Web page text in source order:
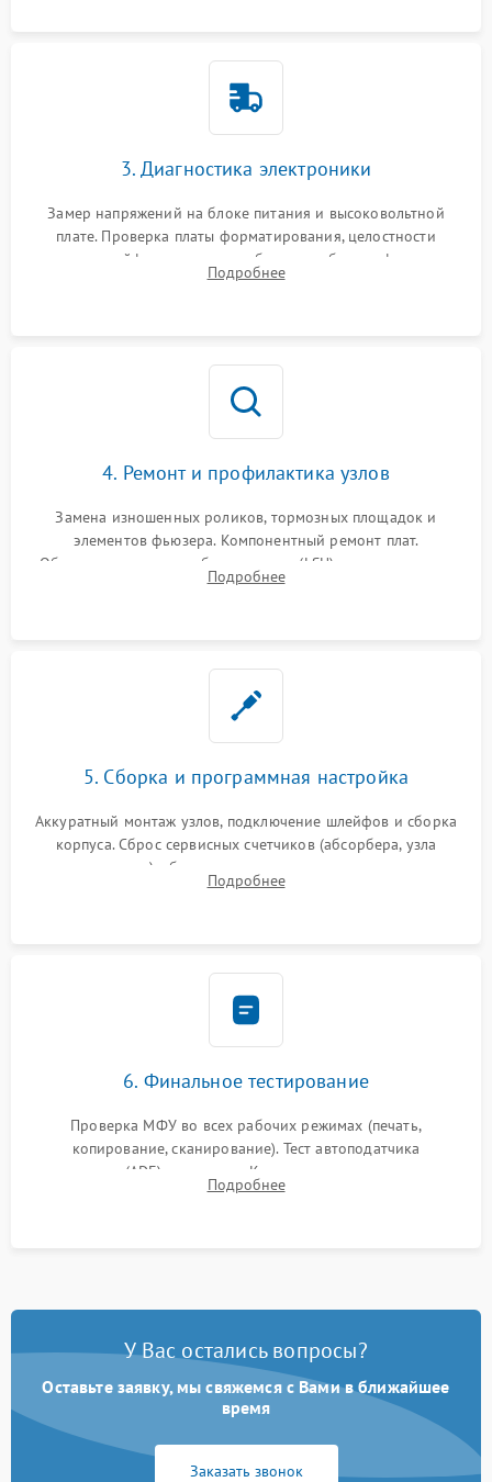
3. Диагностика электроники
Замер напряжений на блоке питания и высоковольтной
плате. Проверка платы форматирования, целостности
плоских шлейфов сканера и работоспособности флажков и
оптопар (датчиков прохождения бумаги).
Подробнее
4. Ремонт и профилактика узлов
Замена изношенных роликов, тормозных площадок и
элементов фьюзера. Компонентный ремонт плат.
Обязательная очистка блока лазера (LSU), зеркал и тракта
печати от просыпанного тонера и бумажной пыли.
Подробнее
5. Сборка и программная настройка
Аккуратный монтаж узлов, подключение шлейфов и сборка
корпуса. Сброс сервисных счетчиков (абсорбера, узла
закрепления), обновление прошивки и программная
калибровка цветопередачи и позиционирования сканера.
Подробнее
6. Финальное тестирование
Проверка МФУ во всех рабочих режимах (печать,
копирование, сканирование). Тест автоподатчика
документов (ADF) и дуплекса. Контроль качества отпечатка
на отсутствие серого фона, полос и надежность запекания
Подробнее
У Вас остались вопросы?
Оставьте заявку, мы свяжемся с Вами в ближайшее
время
Заказать звонок